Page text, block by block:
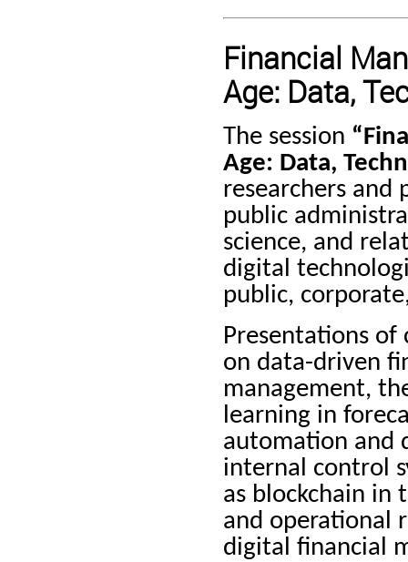
Financial
Age: Data,
The session
Age: Data,
researchers and
public
science, and
digital
public,
Presentations
on data-driven
management,
learning in
automation and
internal control
as blockchain in
and operational
digital financial